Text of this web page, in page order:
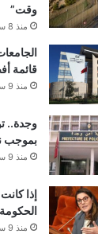
وقت”
منذ 8 ساعات
قائمة أفضل 10
منذ 9 ساعات
وجدة..
بموجب
منذ 9 ساعات
إذا
منذ 9 ساعات